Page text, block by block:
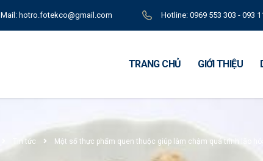
Mail: hotro.fotekco@gmail.com Hotline: 0969 553 303 - 093
TRANG CHỦ GIỚI THIỆU
Tin tức Một số thực phẩm quen thuộc giúp làm chậm quá trình lão hóa